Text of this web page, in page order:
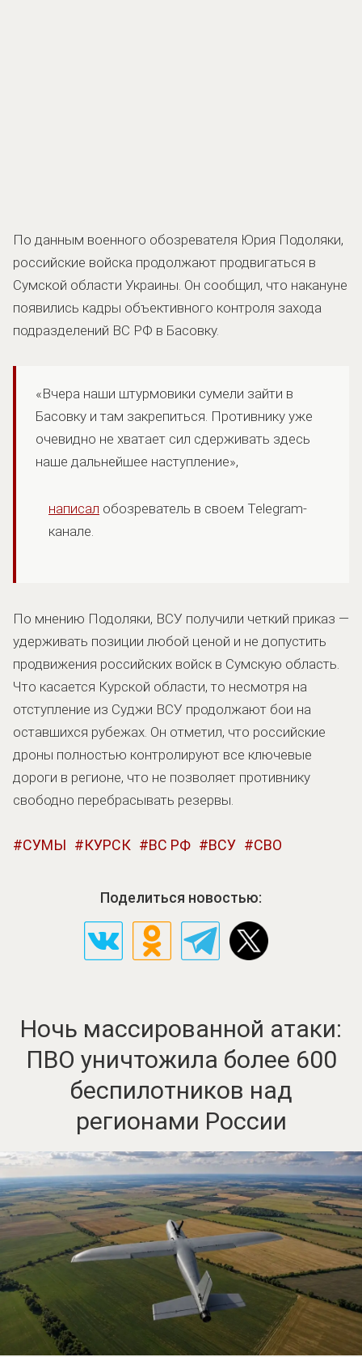
По данным военного обозревателя Юрия Подоляки,
российские войска продолжают продвигаться в
Сумской области Украины. Он сообщил, что накануне
появились кадры объективного контроля захода
подразделений ВС РФ в Басовку.
«Вчера наши штурмовики сумели зайти в
Басовку и там закрепиться. Противнику уже
очевидно не хватает сил сдерживать здесь
наше дальнейшее наступление»,
написал обозреватель в своем Telegram-
канале.
По мнению Подоляки, ВСУ получили четкий приказ —
удерживать позиции любой ценой и не допустить
продвижения российских войск в Сумскую область.
Что касается Курской области, то несмотря на
отступление из Суджи ВСУ продолжают бои на
оставшихся рубежах. Он отметил, что российские
дроны полностью контролируют все ключевые
дороги в регионе, что не позволяет противнику
свободно перебрасывать резервы.
СУМЫ КУРСК ВС РФ ВСУ СВО
Поделиться новостью:
Ночь массированной атаки:
ПВО уничтожила более 600
беспилотников над
регионами России